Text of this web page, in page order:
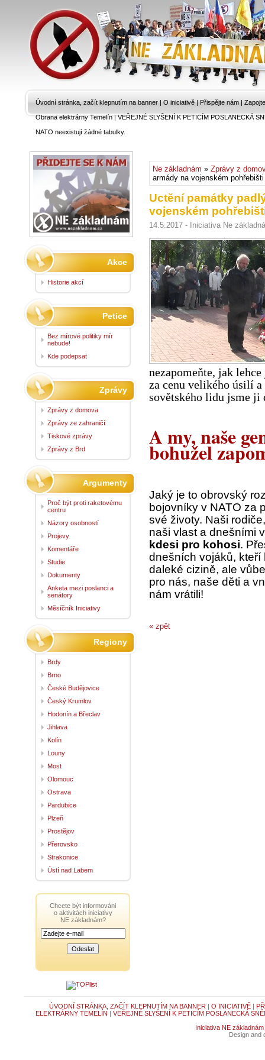
Úvodní stránka, začít klepnutím na banner | O iniciativě | Přispějte nám |
Obrana elektrárny Temelín|VEŘEJNÉ SLYŠENÍ K PETICÍM POSLANECKÁ
NATO neexistují žádné tabulky.
Ne základnám » Zprávy z
armády na vojenském
Uctění památky
vojenském
14.5.2017 - Iniciativa Ne
nezapomeňte, jak
za cenu velikého úsilí
sovětského lidu jsme ji
A my, naše
bohužel
Jaký je to obrovský
bojovníky v NATO za
své životy. Naši
naši vlast a dnešními
kdesi pro kohosi.
dnešních vojáků, kteří
daleké cizině, ale
pro nás, naše děti a
nám vrátili!
« zpět
Akce
Historie akcí
Petice
Bez mírové politiky mír
nebude!
Kde podepsat
Zprávy
Zprávy z domova
Zprávy ze zahraničí
Tiskové zprávy
Zprávy z Brd
Argumenty
Proč být proti raketovému
centru
Názory osobností
Projevy
Komentáře
Studie
Dokumenty
Anketa mezi poslanci a
senátory
Měsíčník Iniciativy
Regiony
Brdy
Brno
České Budějovice
Český Krumlov
Hodonín a Břeclav
Jihlava
Kolín
Louny
Most
Olomouc
Ostrava
Pardubice
Plzeň
Prostějov
Přerovsko
Strakonice
Ústí nad Labem
Chcete být informováni
o aktivitách iniciativy
NE základnám?
ÚVODNÍ STRÁNKA, ZAČÍT KLEPNUTÍM NA BANNER | O INICIATIVĚ|
ELEKTRÁRNY TEMELÍN | VEŘEJNÉ SLYŠENÍ K PETICÍM POSLANECKÁ
Iniciativa NE základnám
Design and